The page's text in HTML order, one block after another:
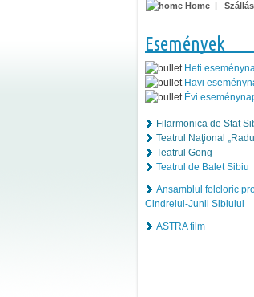
Home | Szállás
Események
Heti
Havi
Évi
Filarmonica de Stat
Teatrul Naţional
Teatrul Gong
Teatrul de Balet Sibiu
Ansamblul folcloric
Cindrelul-Junii Sibiului
ASTRA film